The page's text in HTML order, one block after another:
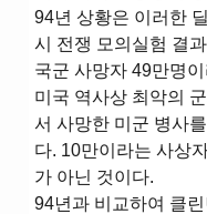
94년 상황은 이러한
시 전쟁 모의실험 결
국군 사망자 49만명
미국 역사상 최악의
서 사망한 미군 병사
다. 10만이라는 사상
가 아닌 것이다.
94년과 비교하여 클